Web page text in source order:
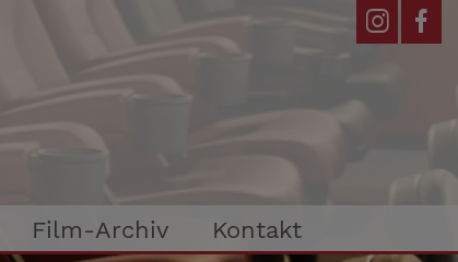
Film-Archiv Kontakt